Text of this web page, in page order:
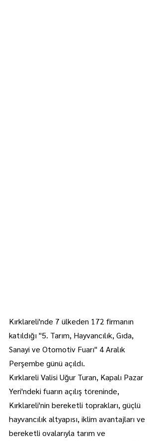
Kırklareli'nde 7 ülkeden 172 firmanın
katıldığı "5. Tarım, Hayvancılık, Gıda,
Sanayi ve Otomotiv Fuarı" 4 Aralık
Perşembe günü açıldı.
Kırklareli Valisi Uğur Turan, Kapalı Pazar
Yeri'ndeki fuarın açılış töreninde,
Kırklareli'nin bereketli toprakları, güçlü
hayvancılık altyapısı, iklim avantajları ve
bereketli ovalarıyla tarım ve